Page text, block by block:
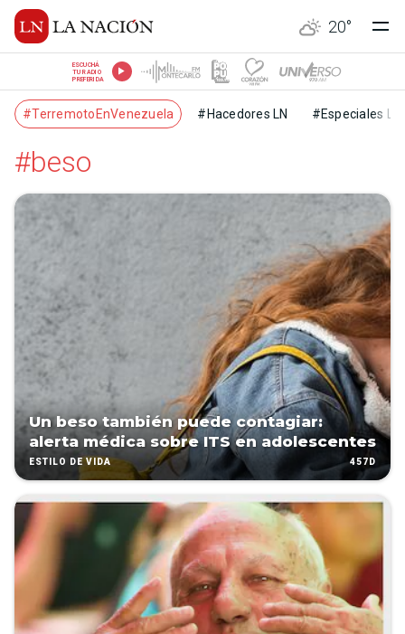
20°
ESCUCHÁ
TU RADIO
PREFERIDA
#TerremotoEnVenezuela #Hacedores LN #Especiales LN
#beso
Un beso también puede contagiar:
alerta médica sobre ITS en adolescentes
ESTILO DE VIDA 457D